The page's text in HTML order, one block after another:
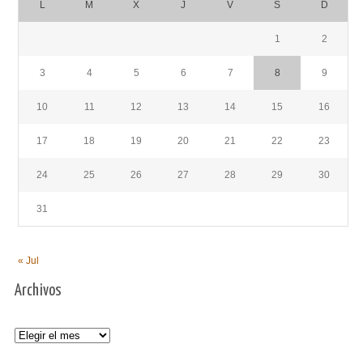
L M X J V S D
1 2
3 4 5 6 7 8 9
10 11 12 13 14 15 16
17 18 19 20 21 22 23
24 25 26 27 28 29 30
31
« Jul
Archivos
Archivos